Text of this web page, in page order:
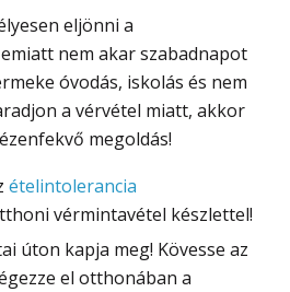
eljönni a
nem akar szabadnapot
óvodás, iskolás és nem
a vérvétel miatt, akkor
megoldás!
ételintolerancia
vérmintavétel készlettel!
úton kapja meg! Kövesse az
el otthonában a